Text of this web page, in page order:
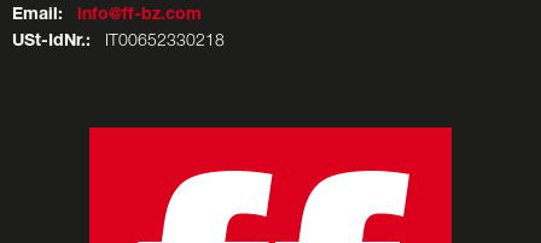
Email:
info@ff-bz.com
USt-IdNr.: IT00652330218